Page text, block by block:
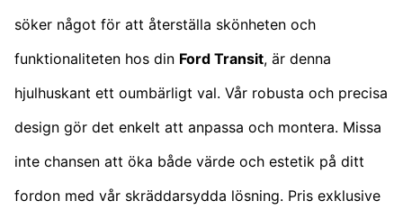
söker något för att återställa skönheten och
funktionaliteten hos din Ford Transit, är denna
hjulhuskant ett oumbärligt val. Vår robusta och precisa
design gör det enkelt att anpassa och montera. Missa
inte chansen att öka både värde och estetik på ditt
fordon med vår skräddarsydda lösning. Pris exklusive